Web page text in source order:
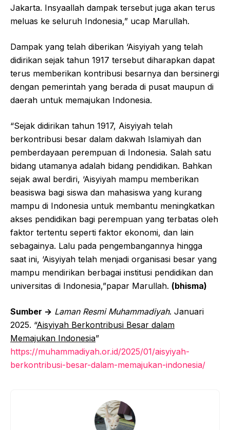
Jakarta. Insyaallah dampak tersebut juga akan terus
meluas ke seluruh Indonesia,” ucap Marullah.
Dampak yang telah diberikan ‘Aisyiyah yang telah
didirikan sejak tahun 1917 tersebut diharapkan dapat
terus memberikan kontribusi besarnya dan bersinergi
dengan pemerintah yang berada di pusat maupun di
daerah untuk memajukan Indonesia.
“Sejak didirikan tahun 1917, Aisyiyah telah
berkontribusi besar dalam dakwah Islamiyah dan
pemberdayaan perempuan di Indonesia. Salah satu
bidang utamanya adalah bidang pendidikan. Bahkan
sejak awal berdiri, ‘Aisyiyah mampu memberikan
beasiswa bagi siswa dan mahasiswa yang kurang
mampu di Indonesia untuk membantu meningkatkan
akses pendidikan bagi perempuan yang terbatas oleh
faktor tertentu seperti faktor ekonomi, dan lain
sebagainya. Lalu pada pengembangannya hingga
saat ini, ‘Aisyiyah telah menjadi organisasi besar yang
mampu mendirikan berbagai institusi pendidikan dan
universitas di Indonesia,”papar Marullah. (bhisma)
Sumber -> Laman Resmi Muhammadiyah. Januari
2025. “Aisyiyah Berkontribusi Besar dalam
Memajukan Indonesia”
https://muhammadiyah.or.id/2025/01/aisyiyah-
berkontribusi-besar-dalam-memajukan-indonesia/